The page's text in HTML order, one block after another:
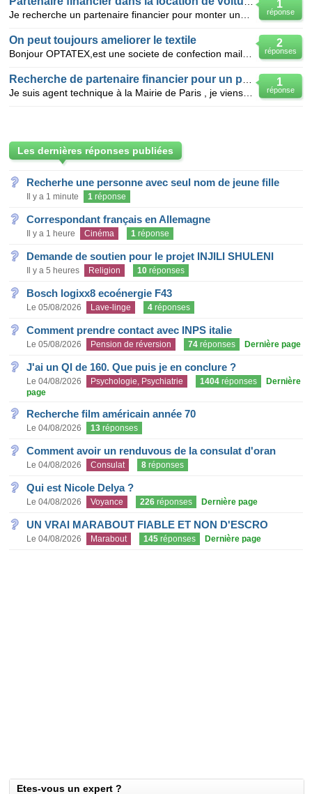
1
réponse
2
réponses
On peut toujours ameliorer le textile
1
réponse
Les dernières réponses publiées
Recherhe une personne avec seul nom de jeune fille
Il y a 1 minute 1 réponse
Correspondant français en Allemagne
Il y a 1 heure Cinéma 1 réponse
Demande de soutien pour le projet INJILI SHULENI
Il y a 5 heures Religion 10 réponses
Bosch logixx8 ecoénergie F43
Le 05/08/2026 Lave-linge 4 réponses
Comment prendre contact avec INPS italie
Le 05/08/2026 Pension de réversion 74 réponses Dernière page
J'ai un QI de 160. Que puis je en conclure ?
Le 04/08/2026 Psychologie, Psychiatrie 1404 réponses
Dernière
page
Recherche film américain année 70
Le 04/08/2026 13 réponses
Comment avoir un renduvous de la consulat d'oran
Le 04/08/2026 Consulat 8 réponses
Qui est Nicole Delya ?
Le 04/08/2026 Voyance 226 réponses Dernière page
UN VRAI MARABOUT FIABLE ET NON D'ESCRO
Le 04/08/2026 Marabout 145 réponses Dernière page
Etes-vous un expert ?